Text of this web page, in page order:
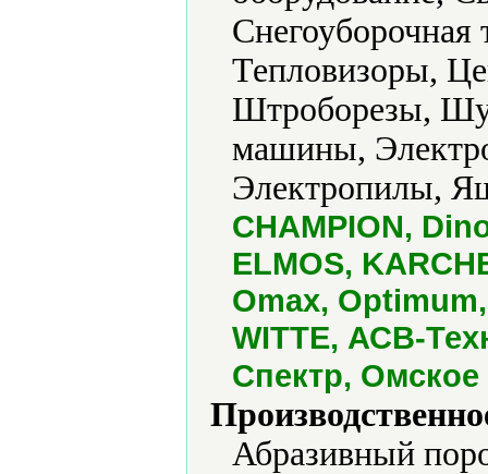
Тепловизоры,
Штроборезы,
машины,
Электропилы,
CHAMPION,
ELMOS,
Omax,
WITTE, АСВ-
Спектр,
Абразивный